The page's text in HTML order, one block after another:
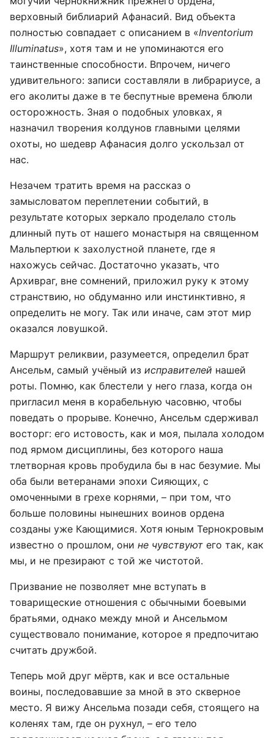
верховный библиарий Афанасий. Вид объекта
полностью совпадает с описанием в «Inventorium
Illuminatus», хотя там и не упоминаются его
таинственные способности. Впрочем, ничего
удивительного: записи составляли в либрариусе, а
его аколиты даже в те беспутные времена блюли
осторожность. Зная о подобных уловках, я
назначил творения колдунов главными целями
охоты, но шедевр Афанасия долго ускользал от
нас.
Незачем тратить время на рассказ о
замысловатом переплетении событий, в
результате которых зеркало проделало столь
длинный путь от нашего монастыря на священном
Мальпертюи к захолустной планете, где я
нахожусь сейчас. Достаточно указать, что
Архивраг, вне сомнений, приложил руку к этому
странствию, но обдуманно или инстинктивно, я
определить не могу. Так или иначе, сам этот мир
оказался ловушкой.
Маршрут реликвии, разумеется, определил брат
Ансельм, самый учёный из исправителей нашей
роты. Помню, как блестели у него глаза, когда он
пригласил меня в корабельную часовню, чтобы
поведать о прорыве. Конечно, Ансельм сдерживал
восторг: его истовость, как и моя, пылала холодом
под ярмом дисциплины, без которого наша
тлетворная кровь пробудила бы в нас безумие. Мы
оба были ветеранами эпохи Сияющих, с
омоченными в грехе корнями, – при том, что
больше половины нынешних воинов ордена
созданы уже Кающимися. Хотя юным Тернокровым
известно о прошлом, они не чувствуют его так, как
мы, и не презирают с той же чистотой.
Призвание не позволяет мне вступать в
товарищеские отношения с обычными боевыми
братьями, однако между мной и Ансельмом
существовало понимание, которое я предпочитаю
считать дружбой.
Теперь мой друг мёртв, как и все остальные
воины, последовавшие за мной в это скверное
место. Я вижу Ансельма позади себя, стоящего на
коленях там, где он рухнул, – его тело